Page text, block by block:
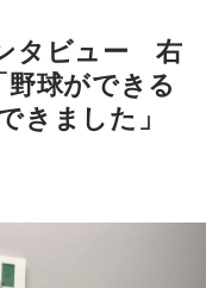
見侑里
初のJリーグ得点王に
を見せ、1993年に
した。2002年に現役
メディアでの活動の
など、自身の経験を
タビュー 右
球ができる
きました」